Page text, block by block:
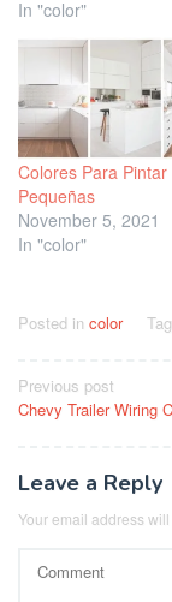
In "color"
Colores Para
Pequeñas
November 5, 2021
In "color"
Posted in color
Post
navigation
Previous post
Chevy Trailer Wiring
Leave a Reply
Your email address